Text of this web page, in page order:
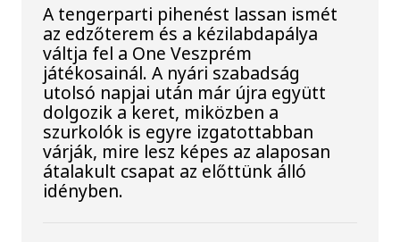
A tengerparti pihenést lassan ismét
az edzőterem és a kézilabdapálya
váltja fel a One Veszprém
játékosainál. A nyári szabadság
utolsó napjai után már újra együtt
dolgozik a keret, miközben a
szurkolók is egyre izgatottabban
várják, mire lesz képes az alaposan
átalakult csapat az előttünk álló
idényben.